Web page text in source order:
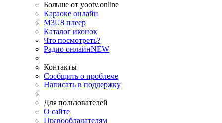
Больше от yootv.online
Караоке онлайн
M3U8 плеер
Каталог иконок
Что посмотреть?
Радио онлайнNEW
Контакты
Сообщить о проблеме
Написать в поддержку
Для пользователей
О сайте
Правообладателям